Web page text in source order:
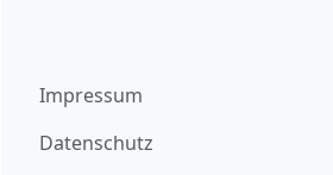
Impressum
Datenschutz